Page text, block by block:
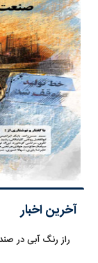
آخرین اخبار
راز رنگ آبی در